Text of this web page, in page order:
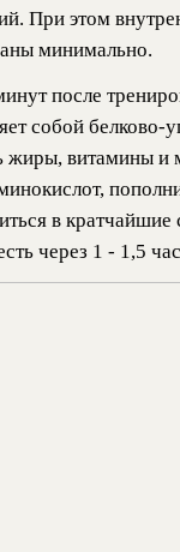
При этом
минимально.
после
собой
жиры, витамины и
в
через 1 - 1,5